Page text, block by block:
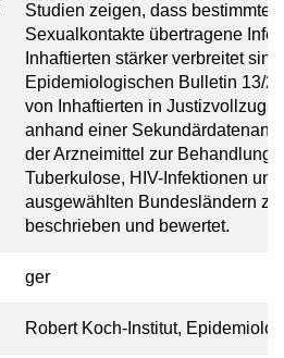
Studien zeigen, dass bestimmte
Sexualkontakte übertragene
Inhaftierten stärker verbreitet
Epidemiologischen Bulletin 13/
von Inhaftierten in
anhand einer
der Arzneimittel zur Behandlung
Tuberkulose, HIV-Infektionen
ausgewählten Bundesländern
beschrieben und bewertet.
ger
Robert Koch-Institut,